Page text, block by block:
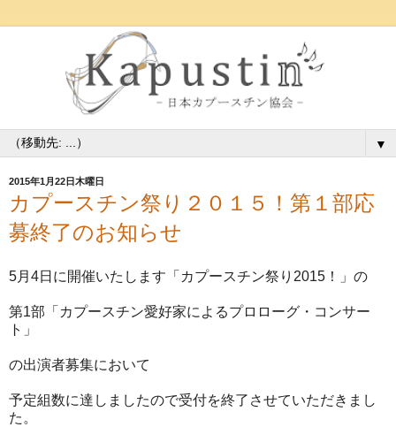
▼
2015年1月22日木曜日
カプースチン祭り２０１５！第１部応
募終了のお知らせ
5月4日に開催いたします「カプースチン祭り2015！」の
第1部「カプースチン愛好家によるプロローグ・コンサー
ト」
の出演者募集において
予定組数に達しましたので受付を終了させていただきまし
た。